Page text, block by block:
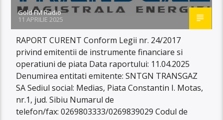
Gold FM Radio
11 APRILIE 2025
RAPORT CURENT Conform Legii nr. 24/2017
privind emitentii de instrumente financiare si
operatiuni de piata Data raportului: 11.04.2025
Denumirea entitati emitente: SNTGN TRANSGAZ
SA Sediul social: Medias, Piata Constantin I. Motas,
nr.1, jud. Sibiu Numarul de
telefon/fax: 0269803333/0269839029 Codul de